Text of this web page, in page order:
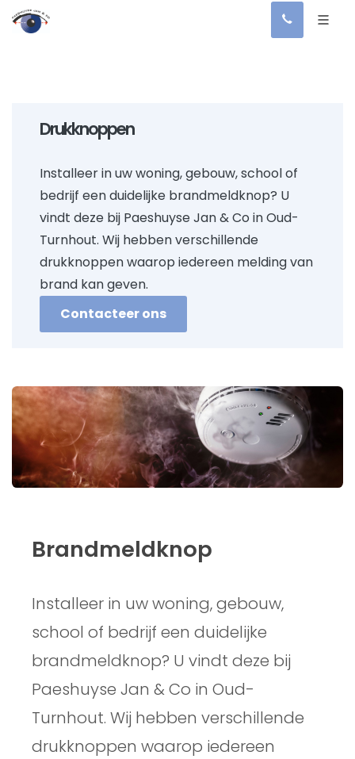
Drukknoppen
Installeer in uw woning, gebouw, school of
bedrijf een duidelijke brandmeldknop? U
vindt deze bij Paeshuyse Jan & Co in Oud-
Turnhout. Wij hebben verschillende
drukknoppen waarop iedereen melding van
brand kan geven.
Contacteer ons
Brandmeldknop
Installeer in uw woning, gebouw,
school of bedrijf een duidelijke
brandmeldknop? U vindt deze bij
Paeshuyse Jan & Co in Oud-
Turnhout. Wij hebben verschillende
drukknoppen waarop iedereen